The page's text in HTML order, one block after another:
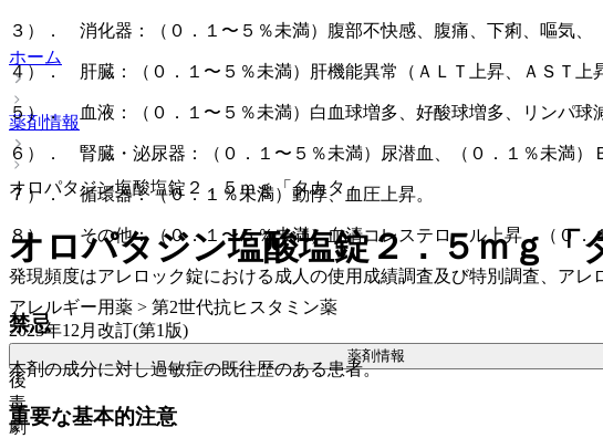
３）． 消化器：（０．１〜５％未満）腹部不快感、腹痛、下痢、嘔気、
４）． 肝臓：（０．１〜５％未満）肝機能異常（ＡＬＴ上昇、ＡＳＴ上
５）． 血液：（０．１〜５％未満）白血球増多、好酸球増多、リンパ球
６）． 腎臓・泌尿器：（０．１〜５％未満）尿潜血、（０．１％未満）
７）． 循環器：（０．１％未満）動悸、血圧上昇。
８）． その他：（０．１〜５％未満）血清コレステロール上昇、（０．
発現頻度はアレロック錠における成人の使用成績調査及び特別調査、ア
禁忌
本剤の成分に対し過敏症の既往歴のある患者。
重要な基本的注意
ホーム
薬剤情報
オロパタジン塩酸塩錠２．５ｍｇ「タカタ」
オロパタジン塩酸塩錠２．５ｍｇ「
アレルギー用薬 > 第2世代抗ヒスタミン薬
2023年12月改訂(第1版)
薬剤情報
後
毒
劇